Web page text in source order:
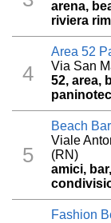
arena,
riviera
4
Area 52
Via San
52, area,
5
Beach
Viale
(RN)
amici,
Fashion